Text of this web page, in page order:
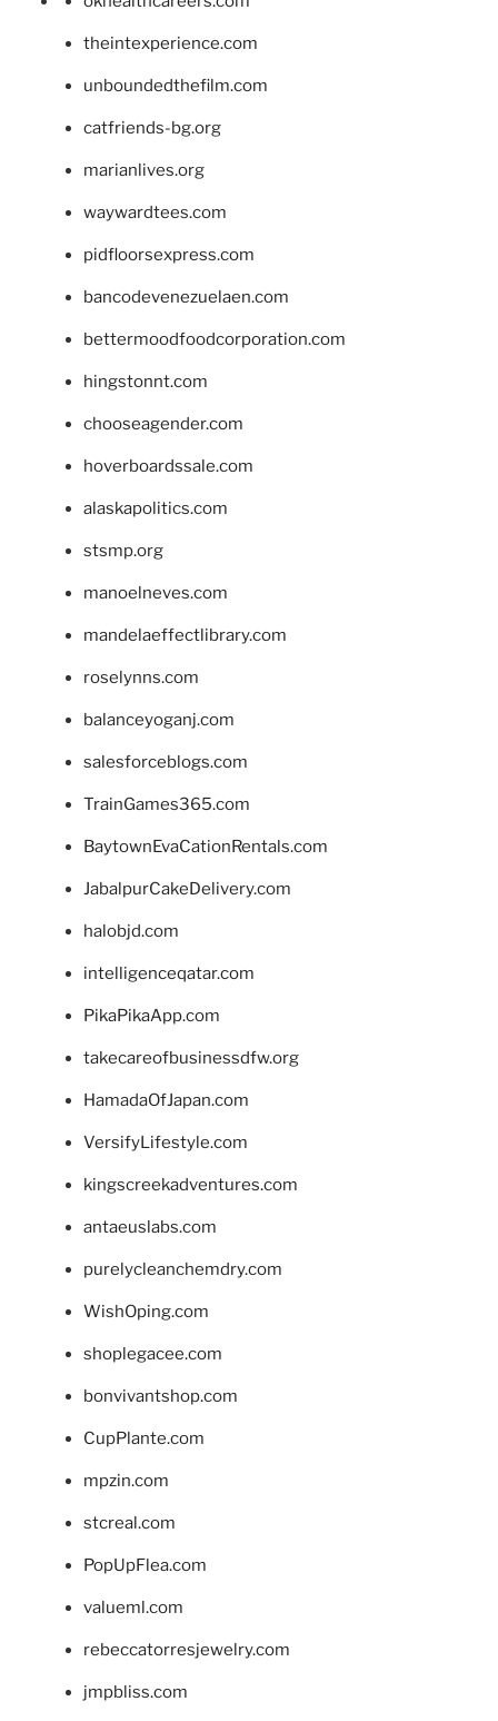
theintexperience.com
unboundedthefilm.com
catfriends-bg.org
marianlives.org
waywardtees.com
pidfloorsexpress.com
bancodevenezuelaen.com
bettermoodfoodcorporation.com
hingstonnt.com
chooseagender.com
hoverboardssale.com
alaskapolitics.com
stsmp.org
manoelneves.com
mandelaeffectlibrary.com
roselynns.com
balanceyoganj.com
salesforceblogs.com
TrainGames365.com
BaytownEvaCationRentals.com
JabalpurCakeDelivery.com
halobjd.com
intelligenceqatar.com
PikaPikaApp.com
takecareofbusinessdfw.org
HamadaOfJapan.com
VersifyLifestyle.com
kingscreekadventures.com
antaeuslabs.com
purelycleanchemdry.com
WishOping.com
shoplegacee.com
bonvivantshop.com
CupPlante.com
mpzin.com
stcreal.com
PopUpFlea.com
valueml.com
rebeccatorresjewelry.com
jmpbliss.com